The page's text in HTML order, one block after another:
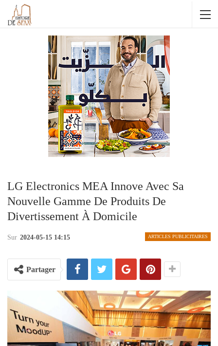
LG Electronics MEA Innove Avec Sa
Nouvelle Gamme De Produits De
Divertissement À Domicile
ARTICLES PUBLICITAIRES
Sur 2024-05-15 14:15
Partager